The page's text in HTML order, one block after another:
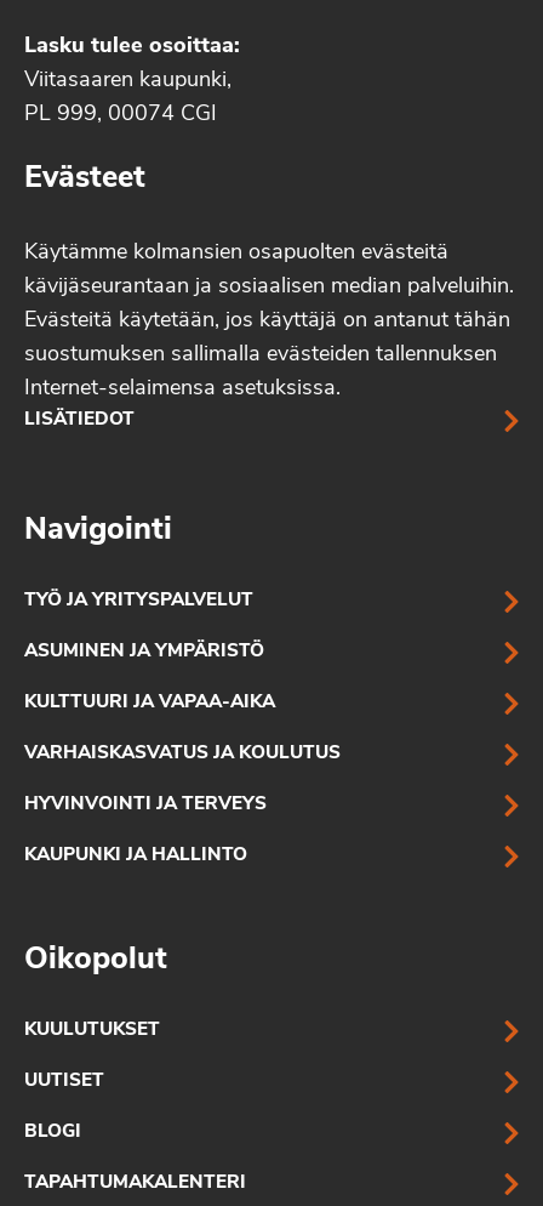
Lasku tulee osoittaa:
Viitasaaren kaupunki,
PL 999, 00074 CGI
Evästeet
Käytämme kolmansien osapuolten evästeitä
kävijäseurantaan ja sosiaalisen median palveluihin.
Evästeitä käytetään, jos käyttäjä on antanut tähän
suostumuksen sallimalla evästeiden tallennuksen
Internet-selaimensa asetuksissa.
LISÄTIEDOT
Navigointi
TYÖ JA YRITYSPALVELUT
ASUMINEN JA YMPÄRISTÖ
KULTTUURI JA VAPAA-AIKA
VARHAISKASVATUS JA KOULUTUS
HYVINVOINTI JA TERVEYS
KAUPUNKI JA HALLINTO
Oikopolut
KUULUTUKSET
UUTISET
BLOGI
TAPAHTUMAKALENTERI